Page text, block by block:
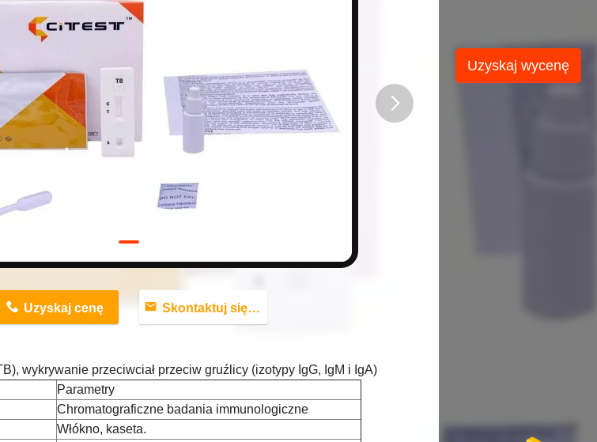
Uzyskaj cenę Skontaktuj się teraz
wykrywanie przeciwciał przeciw gruźlicy (izotypy IgG, IgM i IgA)
Parametry
Chromatograficzne badania immunologiczne
Włókno, kaseta.
Uzyskaj wycenę